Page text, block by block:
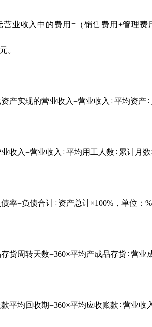
业收入中的费用=（销售费用+管理费
。
实现的营业收入=营业收入÷平均资产÷
入=营业收入÷平均用工人数÷累计月数
=负债合计÷资产总计×100%，单位：
周转天数=360×平均产成品存货÷营业
均回收期=360×平均应收账款÷营业收